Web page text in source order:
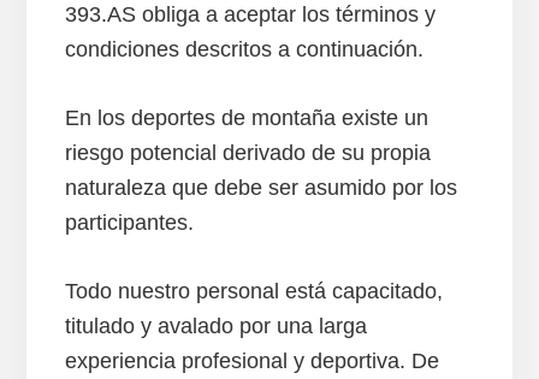
393.AS obliga a aceptar los términos y
condiciones descritos a continuación.
En los deportes de montaña existe un
riesgo potencial derivado de su propia
naturaleza que debe ser asumido por los
participantes.
Todo nuestro personal está capacitado,
titulado y avalado por una larga
experiencia profesional y deportiva. De